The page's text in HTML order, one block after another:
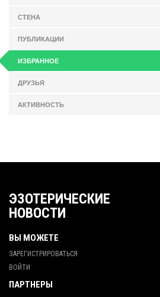
СТЕНА
ПУБЛИКАЦИИ
ИЗБРАННОЕ
ДРУЗЬЯ
АКТИВНОСТЬ
ЭЗОТЕРИЧЕСКИЕ
НОВОСТИ
ВЫ МОЖЕТЕ
ЗАРЕГИСТРИРОВАТЬСЯ
ВОЙТИ
ПАРТНЕРЫ